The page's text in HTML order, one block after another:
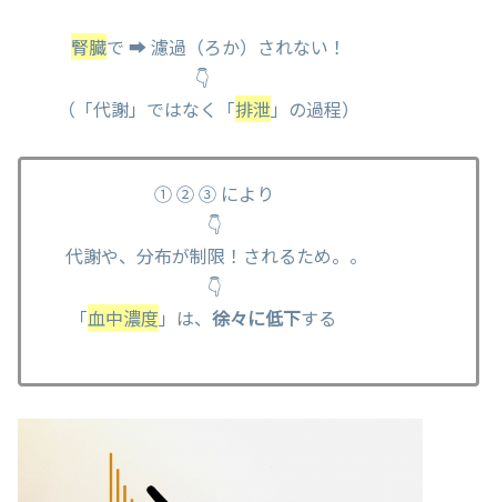
腎臓で ➡ 濾過（ろか）されない！
👇
（「代謝」ではなく「排泄」の過程）
① ② ③ により
👇
代謝や、分布が制限！されるため。。
👇
「血中濃度 」は、 徐々に低下する